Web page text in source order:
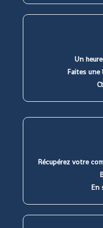
Un
Faites une
Récupérez votre
En